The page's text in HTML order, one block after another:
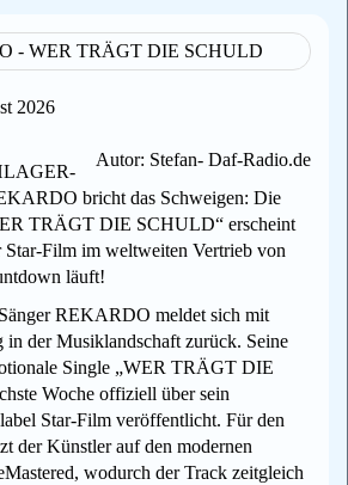
2026
Autor: Stefan- Daf-Radio.de
bricht das Schweigen: Die
TRÄGT DIE SCHULD“ erscheint
Star-Film im weltweiten Vertrieb von
läuft!
REKARDO meldet sich mit
in der Musiklandschaft zurück. Seine
Single „WER TRÄGT DIE
Woche offiziell über sein
Star-Film veröffentlicht. Für den
der Künstler auf den modernen
wodurch der Track zeitgleich